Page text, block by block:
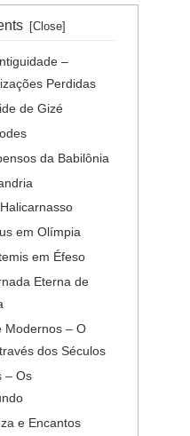
–
Perdidas
de Gizé
da Babilônia
em Olímpia
em Éfeso
Eterna de
Modernos – O
dos Séculos
– Os
e Encantos